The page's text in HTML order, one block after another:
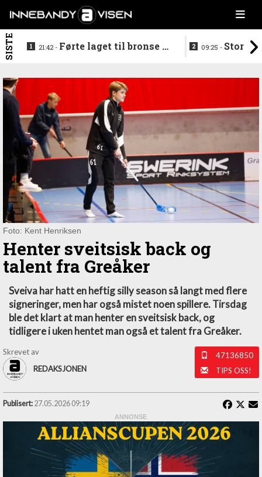
SISTE 21:42 - Førte laget til bronse -
09:25 -
Foto: Kent Henriksen
Henter sveitsisk back og
talent fra Greåker
Sveiva har hatt en heftig silly season så langt med flere
signeringer, men har også mistet noen spillere. Tirsdag
ble det klart at man henter en sveitsisk back, og
tidligere i uken hentet man også et talent fra Greåker.
Skrevet av
REDAKSJONEN
47136850
TIPS OSS!
Publisert: 27.05.2026 09:19